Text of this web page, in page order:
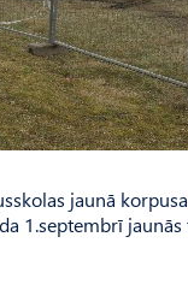
jaunā
1.septembrī